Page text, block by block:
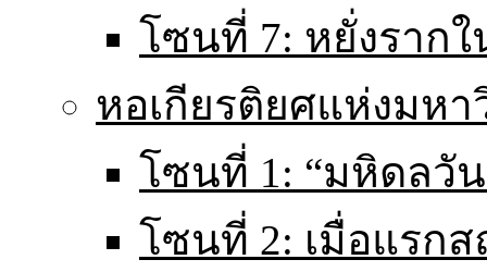
โซนที่ 7: หยั่งราก
หอเกียรติยศแห่งมห
โซนที่ 1: “มหิดลวั
โซนที่ 2: เมื่อแรก